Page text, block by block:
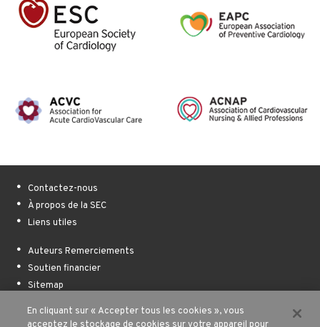
Contactez-nous
À propos de la SEC
Liens utiles
Auteurs Remerciements
Soutien financier
Sitemap
Conditions d’utilisation
En cliquant sur « Accepter tous les cookies », vous